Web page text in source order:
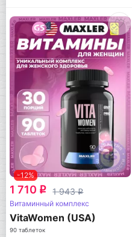
-12%
1 710 q 1 943q
Витаминный комплекс
VitaWomen (USA)
90 таблеток